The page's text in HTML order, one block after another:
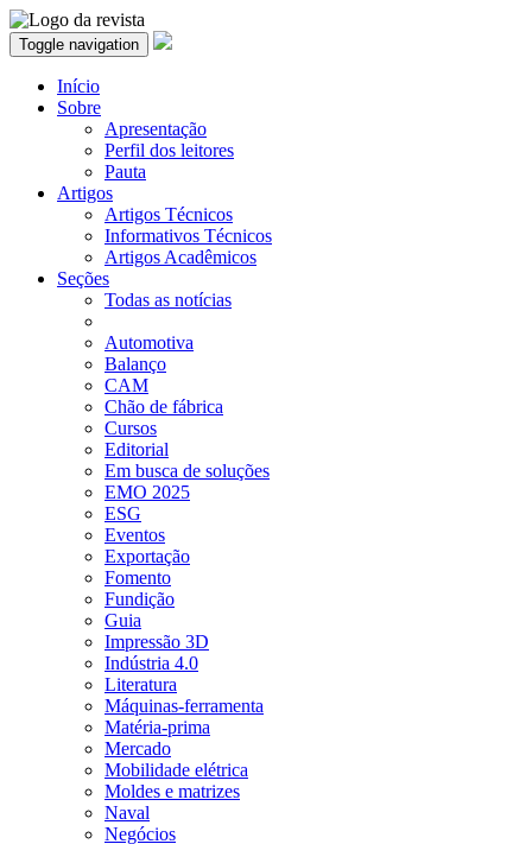
Toggle navigation
Início
Sobre
Apresentação
Perfil dos leitores
Pauta
Artigos
Artigos Técnicos
Informativos Técnicos
Artigos Acadêmicos
Seções
Todas as notícias
Automotiva
Balanço
CAM
Chão de fábrica
Cursos
Editorial
Em busca de soluções
EMO 2025
ESG
Eventos
Exportação
Fomento
Fundição
Guia
Impressão 3D
Indústria 4.0
Literatura
Máquinas-ferramenta
Matéria-prima
Mercado
Mobilidade elétrica
Moldes e matrizes
Naval
Negócios